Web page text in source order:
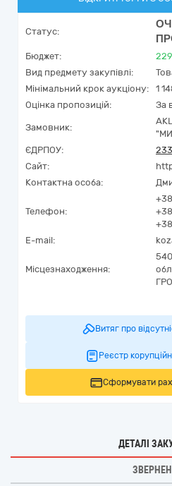
Статус:
Бюджет:
Вид предмету закупівлі:
Мінімальний крок аукціону:
1
Оцінка пропозицій:
За
Замовник:
ЄДРПОУ:
Сайт:
Контактна особа:
Телефон:
E-mail:
Місцезнаходження:
Витяг про
Реєстр
Сформувати
ДЕТАЛІ